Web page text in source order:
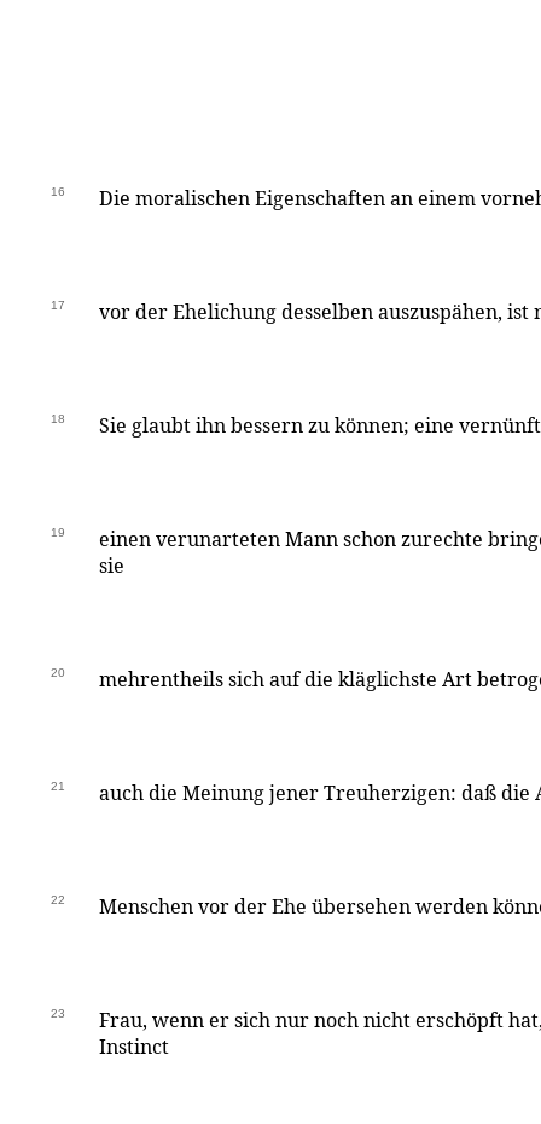
16 Die moralischen Eigenschaften an einem
17 vor der Ehelichung desselben auszuspähen, ist
18 Sie glaubt ihn bessern zu können; eine
19
einen verunarteten Mann schon zurechte
sie
20 mehrentheils sich auf die kläglichste Art
21 auch die Meinung jener Treuherzigen: daß die
22 Menschen vor der Ehe übersehen werden
23
Frau, wenn er sich nur noch nicht erschöpft
Instinct